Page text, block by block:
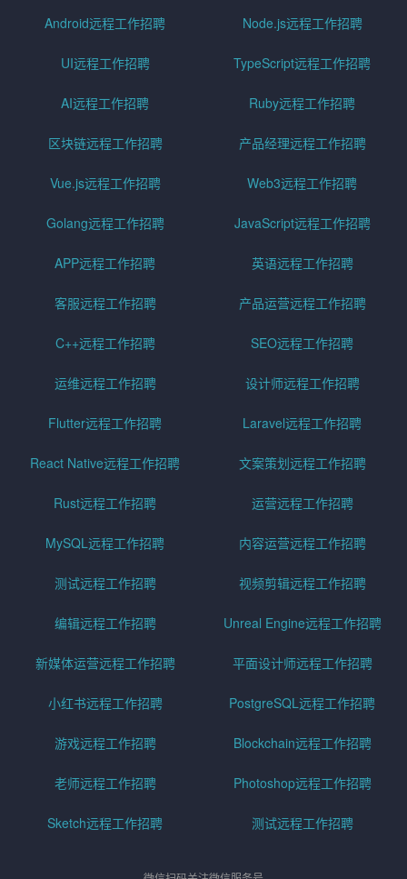
Android远程工作招聘 Node.js远程工作招聘
UI远程工作招聘 TypeScript远程工作招聘
AI远程工作招聘 Ruby远程工作招聘
区块链远程工作招聘 产品经理远程工作招聘
Vue.js远程工作招聘 Web3远程工作招聘
Golang远程工作招聘 JavaScript远程工作招聘
APP远程工作招聘 英语远程工作招聘
客服远程工作招聘 产品运营远程工作招聘
C++远程工作招聘 SEO远程工作招聘
运维远程工作招聘 设计师远程工作招聘
Flutter远程工作招聘 Laravel远程工作招聘
React Native远程工作招聘 文案策划远程工作招聘
Rust远程工作招聘 运营远程工作招聘
MySQL远程工作招聘 内容运营远程工作招聘
测试远程工作招聘 视频剪辑远程工作招聘
编辑远程工作招聘 Unreal Engine远程工作招聘
新媒体运营远程工作招聘 平面设计师远程工作招聘
小红书远程工作招聘 PostgreSQL远程工作招聘
游戏远程工作招聘 Blockchain远程工作招聘
老师远程工作招聘 Photoshop远程工作招聘
Sketch远程工作招聘 测试远程工作招聘